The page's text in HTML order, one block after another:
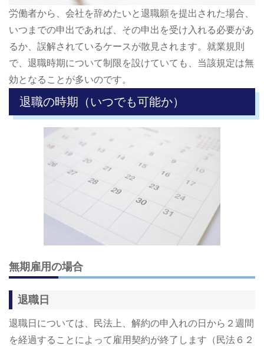
労働者から、会社を辞めたいと退職願を提出された場合、
いつまでの申出であれば、その申出を受け入れる必要があ
るか、誤解されているケースが散見されます。就業規則
で、退職時期について制限を設けていても、当該規定は無
効となることが多いのです。
退職の時期（いつでも可能か）
無期雇用の場合
退職日
退職日については、民法上、解約の申入れの日から２週間
を経過することによって雇用契約が終了します（民法６２